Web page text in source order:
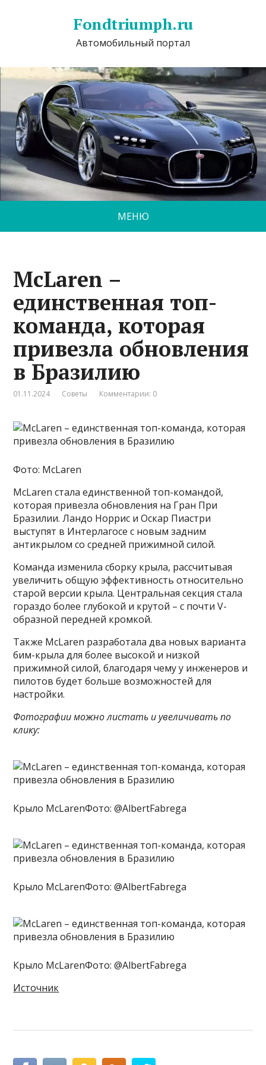
Fondtriumph.ru
Автомобильный портал
МЕНЮ
McLaren –
единственная топ-
команда, которая
привезла обновления
в Бразилию
01.11.2024 Советы Комментарии: 0
Фото: McLaren
McLaren стала единственной топ-командой,
которая привезла обновления на Гран При
Бразилии. Ландо Норрис и Оскар Пиастри
выступят в Интерлагосе с новым задним
антикрылом со средней прижимной силой.
Команда изменила сборку крыла, рассчитывая
увеличить общую эффективность относительно
старой версии крыла. Центральная секция стала
гораздо более глубокой и крутой – с почти V-
образной передней кромкой.
Также McLaren разработала два новых варианта
бим-крыла для более высокой и низкой
прижимной силой, благодаря чему у инженеров и
пилотов будет больше возможностей для
настройки.
Фотографии можно листать и увеличивать по
клику:
Крыло McLarenФото: @AlbertFabrega
Крыло McLarenФото: @AlbertFabrega
Крыло McLarenФото: @AlbertFabrega
Источник